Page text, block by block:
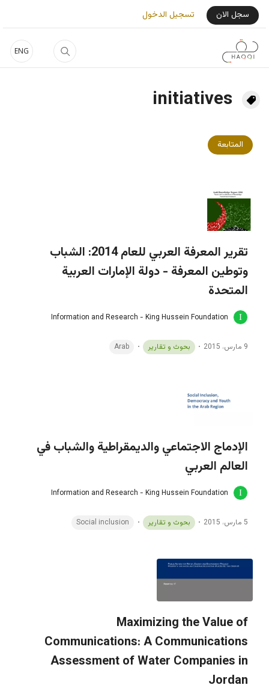
تجاوز إلى المحتوى الرئيسي
ENG
User Login Menu
سجل الان تسجيل الدخول
initiatives
المتابعة
تقرير المعرفة العربي للعام 2014: الشباب
وتوطين المعرفة - دولة الإمارات العربية
المتحدة
Information and Research - King Hussein Foundation
9 مارس، 2015 بحوث و تقارير Arab
الإدماج الاجتماعي والديمقراطية والشباب في
العالم العربي
Information and Research - King Hussein Foundation
5 مارس، 2015 بحوث و تقارير Social inclusion
Maximizing the Value of
Communications: A Communications
Assessment of Water Companies in
Jordan